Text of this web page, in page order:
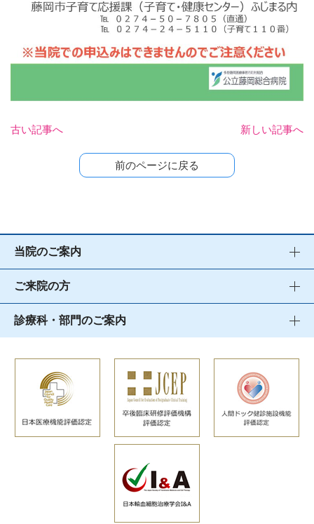
古い記事へ 新しい記事へ
前のページに戻る
当院のご案内
ご来院の方
診療科・部門のご案内